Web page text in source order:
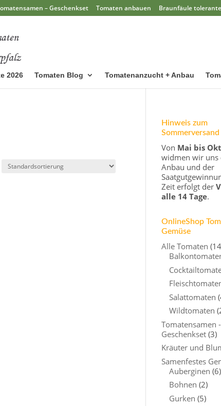
– Geschenkset Tomaten anbauen Braunfäule
2026 Tomaten Blog Tomatenanzucht + Anbau
Hinweis zum
Sommerversand
Von Mai bis
widmen wir uns
Anbau und der
Zeit erfolgt der
alle 14 Tage.
OnlineShop
Gemüse
Alle Tomaten
Salattomaten
Wildtomaten
Tomatensamen -
Geschenkset (3)
Kräuter und
Samenfestes
Auberginen (6)
Bohnen (2)
Gurken (5)